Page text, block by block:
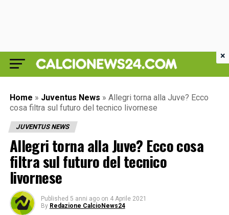
Home » Juventus News » Allegri torna alla Juve? Ecco
cosa filtra sul futuro del tecnico livornese
JUVENTUS NEWS
Allegri torna alla Juve? Ecco cosa
filtra sul futuro del tecnico
livornese
Published 5 anni ago on 4 Aprile 2021
By Redazione CalcioNews24
×